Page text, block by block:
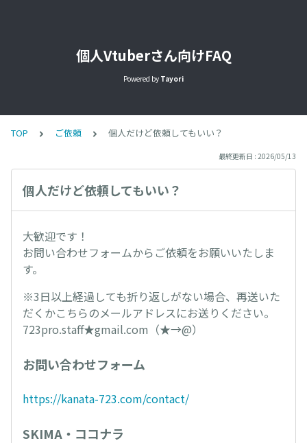
個人Vtuberさん向けFAQ
Powered by Tayori
TOP ご依頼 個人だけど依頼してもいい？
最終更新日 : 2026/05/13
個人だけど依頼してもいい？
大歓迎です！
お問い合わせフォームからご依頼をお願いいたしま
す。
※3日以上経過しても折り返しがない場合、再送いた
だくかこちらのメールアドレスにお送りください。
723pro.staff★gmail.com（★→@）
お問い合わせフォーム
https://kanata-723.com/contact/
SKIMA・ココナラ